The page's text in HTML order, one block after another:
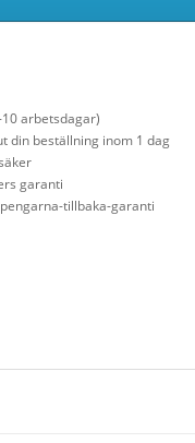
arbetsdagar)
din beställning inom 1 dag
garanti
tillbaka-garanti